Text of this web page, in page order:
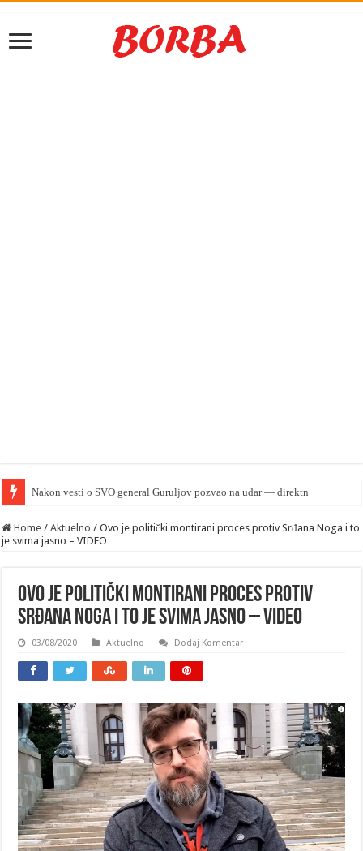
Home / Aktuelno / Ovo je politički montirani proces protiv Srđana Noga i to
je svima jasno – VIDEO
Ovo je politički montirani proces protiv
Srđana Noga i to je svima jasno – VIDEO
03/08/2020 Aktuelno Dodaj Komentar